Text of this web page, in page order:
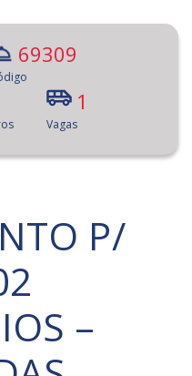
69309
1
Vagas
P/
–